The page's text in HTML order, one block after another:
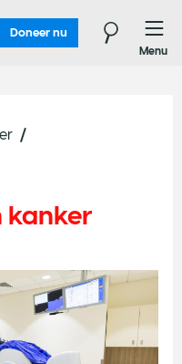
Doneer nu
Menu
kanker